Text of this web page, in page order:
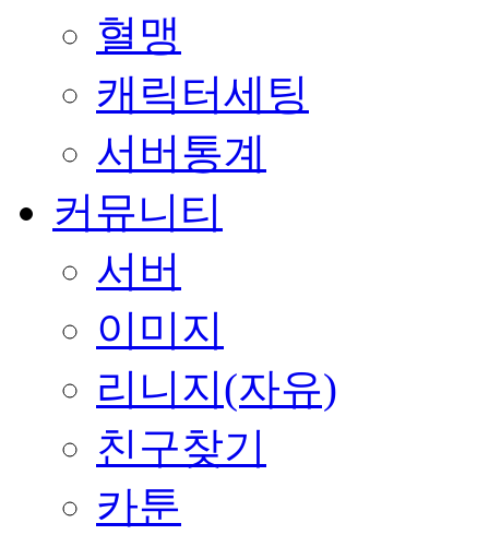
혈맹
캐릭터세팅
서버통계
커뮤니티
서버
이미지
리니지(자유)
친구찾기
카툰